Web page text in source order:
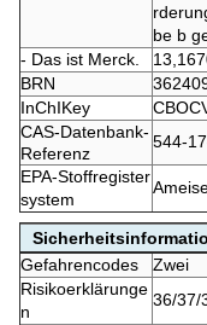
be b
- Das ist Merck.
BRN
InChIKey
CAS-Datenbank-
Referenz
544-
EPA-Stoffregister
system
Gefahrencodes
Zwei
Risikoerklärunge
n
36/37/